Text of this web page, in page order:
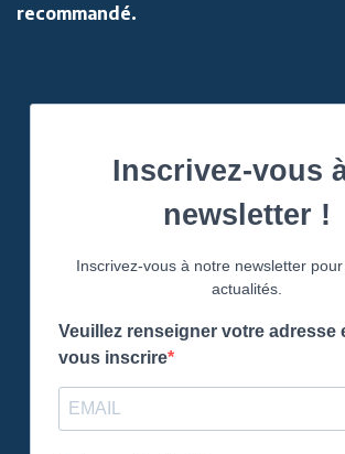
recommandé.
Inscrivez-vous
newsletter !
Inscrivez-vous à notre newsletter
actualités.
Veuillez renseigner votre adresse
vous inscrire